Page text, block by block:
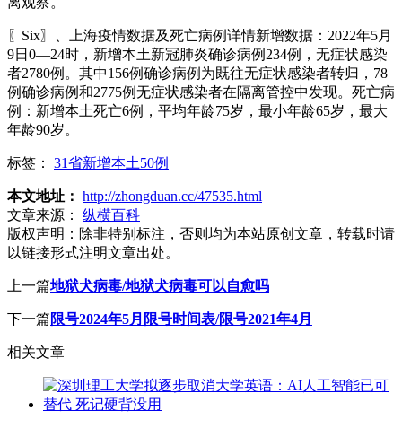
〖Six〗、上海疫情数据及死亡病例详情新增数据：2022年5月
9日0—24时，新增本土新冠肺炎确诊病例234例，无症状感染
者2780例。其中156例确诊病例为既往无症状感染者转归，78
例确诊病例和2775例无症状感染者在隔离管控中发现。死亡病
例：新增本土死亡6例，平均年龄75岁，最小年龄65岁，最大
年龄90岁。
标签： 31省新增本土50例
本文地址： http://zhongduan.cc/47535.html
文章来源：
纵横百科
版权声明： 除非特别标注，否则均为本站原创文章，转载时请
以链接形式注明文章出处。
上一篇地狱犬病毒/地狱犬病毒可以自愈吗
下一篇限号2024年5月限号时间表/限号2021年4月
相关文章